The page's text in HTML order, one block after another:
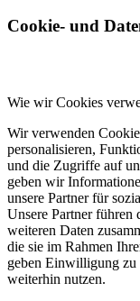
Cookie- und
Wie wir Cookies
Wir verwenden
personalisieren,
und die Zugriffe auf
geben wir
unsere Partner für
Unsere Partner führen
weiteren Daten
die sie im Rahmen
geben Einwilligung zu
weiterhin nutzen.